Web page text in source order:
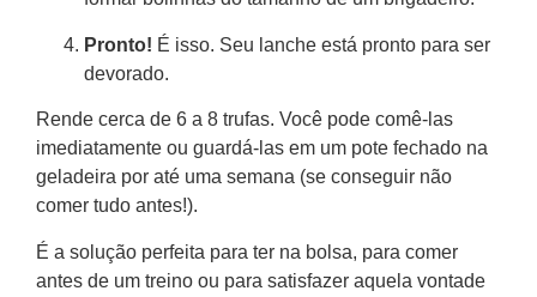
Pronto! É isso. Seu lanche está pronto para ser
devorado.
Rende cerca de 6 a 8 trufas. Você pode comê-las
imediatamente ou guardá-las em um pote fechado na
geladeira por até uma semana (se conseguir não
comer tudo antes!).
É a solução perfeita para ter na bolsa, para comer
antes de um treino ou para satisfazer aquela vontade